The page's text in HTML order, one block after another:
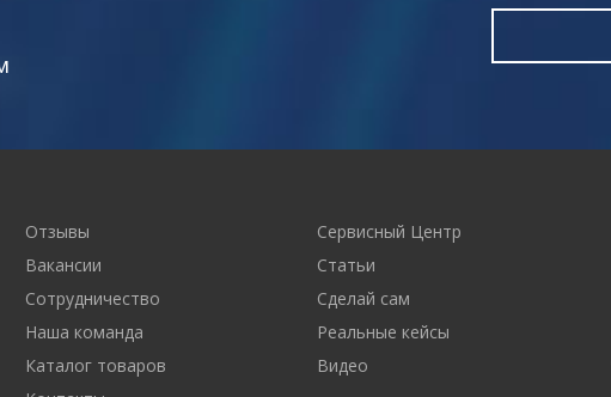
Отзывы
Вакансии
Сотрудничество
Наша команда
Каталог товаров
Сервисный Центр
Статьи
Сделай сам
Реальные кейсы
Видео